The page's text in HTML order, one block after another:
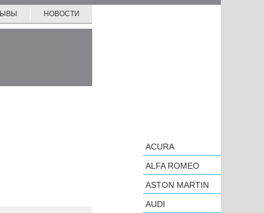
НОВОСТИ
ACURA
ALFA ROMEO
ASTON MARTIN
AUDI